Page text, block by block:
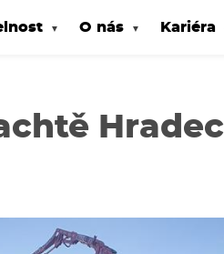
O nás Kariéra
Hradec